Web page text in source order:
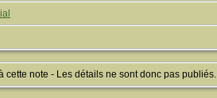
note - Les détails ne sont donc pas publiés.